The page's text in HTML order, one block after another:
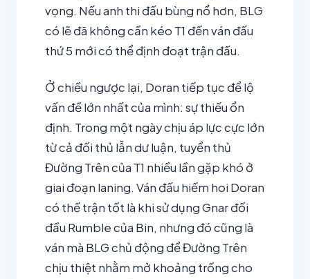
vọng. Nếu anh thi đấu bùng nổ hơn, BLG
có lẽ đã không cần kéo T1 đến ván đấu
thứ 5 mới có thể định đoạt trận đấu.
Ở chiều ngược lại, Doran tiếp tục để lộ
vấn đề lớn nhất của mình: sự thiếu ổn
định. Trong một ngày chịu áp lực cực lớn
từ cả đối thủ lẫn dư luận, tuyển thủ
Đường Trên của T1 nhiều lần gặp khó ở
giai đoạn laning. Ván đấu hiếm hoi Doran
có thế trận tốt là khi sử dụng Gnar đối
đầu Rumble của Bin, nhưng đó cũng là
ván mà BLG chủ động để Đường Trên
chịu thiệt nhằm mở khoảng trống cho